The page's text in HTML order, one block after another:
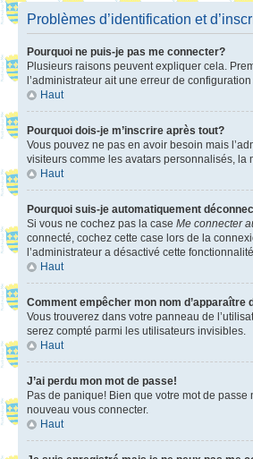
Problèmes d’identification et
Pourquoi ne puis-je pas me connecter?
Plusieurs raisons peuvent expliquer cela.
l’administrateur ait une erreur de
Haut
Pourquoi dois-je m’inscrire après tout?
Vous pouvez ne pas en avoir besoin mais
visiteurs comme les avatars personnalisés, la
Haut
Pourquoi suis-je automatiquement
Si vous ne cochez pas la case Me connecter
connecté, cochez cette case lors de la
l’administrateur a désactivé cette fonctionnalité.
Haut
Comment empêcher mon nom
Vous trouverez dans votre panneau de
serez compté parmi les utilisateurs invisibles.
Haut
J’ai perdu mon mot de passe!
Pas de panique! Bien que votre mot de
nouveau vous connecter.
Haut